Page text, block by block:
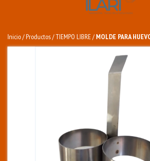
Inicio/Productos/TIEMPO LIBRE/ MOLDE PARA